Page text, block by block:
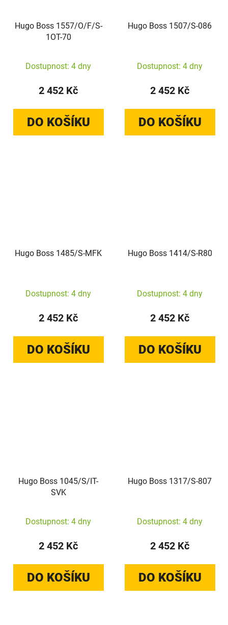
Hugo Boss 1557/O/F/S-
1OT-70
Dostupnost: 4 dny
2 452 Kč
DO KOŠÍKU
Hugo Boss 1507/S-086
Dostupnost: 4 dny
2 452 Kč
DO KOŠÍKU
Hugo Boss 1485/S-MFK
Dostupnost: 4 dny
2 452 Kč
DO KOŠÍKU
Hugo Boss 1414/S-R80
Dostupnost: 4 dny
2 452 Kč
DO KOŠÍKU
Hugo Boss 1045/S/IT-
SVK
Dostupnost: 4 dny
2 452 Kč
DO KOŠÍKU
Hugo Boss 1317/S-807
Dostupnost: 4 dny
2 452 Kč
DO KOŠÍKU